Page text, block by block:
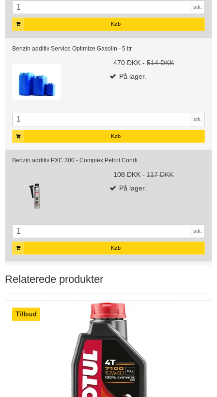
stk.
Køb
Benzin additiv Service Optimize Gasolin - 5 ltr
470 DKK - 514 DKK
På lager.
stk.
Køb
Benzin additiv PXC 300 - Complex Petrol Condi
108 DKK - 117 DKK
På lager.
stk.
Køb
Relaterede produkter
Tilbud